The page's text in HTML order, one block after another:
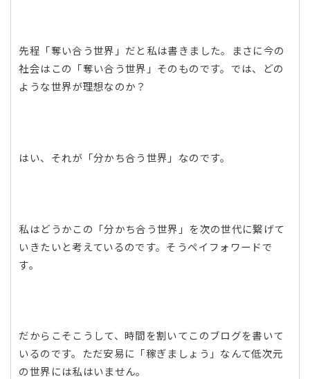
先程「奪い合う世界」だと私は書きました。まさに今の
社会はこの「奪い合う世界」そのものです。では、どの
ような世界が理想なのか？
はい、それが「分かち合う世界」なのです。
私はどうかこの「分かち合う世界」を次の世代に繋げて
いきたいと考えているのです。そうペイフォワードで
す。
だからこそこうして、時間を割いてこのブログを書いて
いるのです。ただ安易に「稼ぎましょう」なんて低次元
の世界には私はいません。